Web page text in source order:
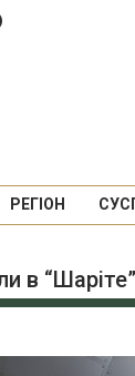
РЕГІОН
в